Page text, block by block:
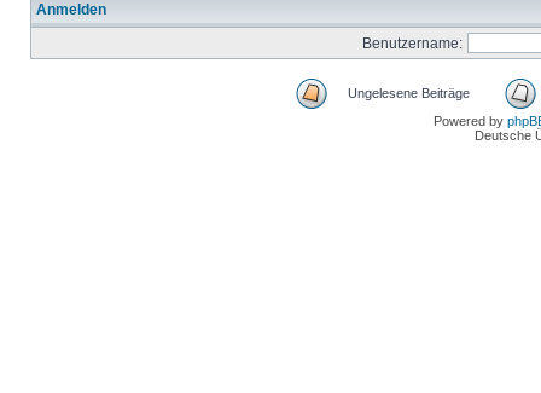
Anmelden
Benutzername:
Ungelesene Beiträge
Powered by
Deutsche